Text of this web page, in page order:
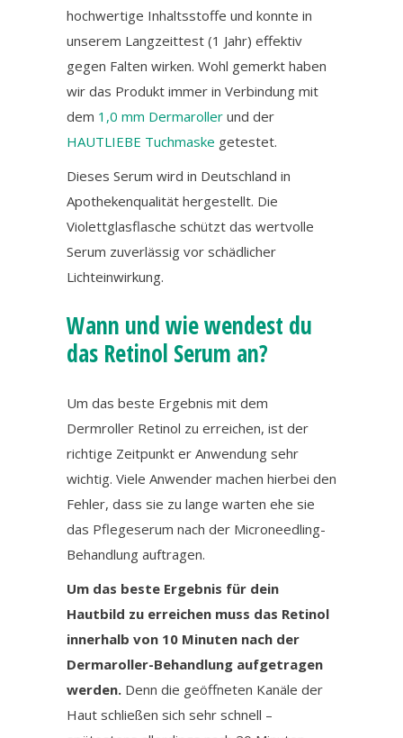
hochwertige Inhaltsstoffe und konnte in
unserem Langzeittest (1 Jahr) effektiv
gegen Falten wirken. Wohl gemerkt haben
wir das Produkt immer in Verbindung mit
dem 1,0 mm Dermaroller und der
HAUTLIEBE Tuchmaske getestet.
Dieses Serum wird in Deutschland in
Apothekenqualität hergestellt. Die
Violettglasflasche schützt das wertvolle
Serum zuverlässig vor schädlicher
Lichteinwirkung.
Wann und wie wendest du
das Retinol Serum an?
Um das beste Ergebnis mit dem
Dermroller Retinol zu erreichen, ist der
richtige Zeitpunkt er Anwendung sehr
wichtig. Viele Anwender machen hierbei den
Fehler, dass sie zu lange warten ehe sie
das Pflegeserum nach der Microneedling-
Behandlung auftragen.
Um das beste Ergebnis für dein
Hautbild zu erreichen muss das Retinol
innerhalb von 10 Minuten nach der
Dermaroller-Behandlung aufgetragen
werden. Denn die geöffneten Kanäle der
Haut schließen sich sehr schnell –